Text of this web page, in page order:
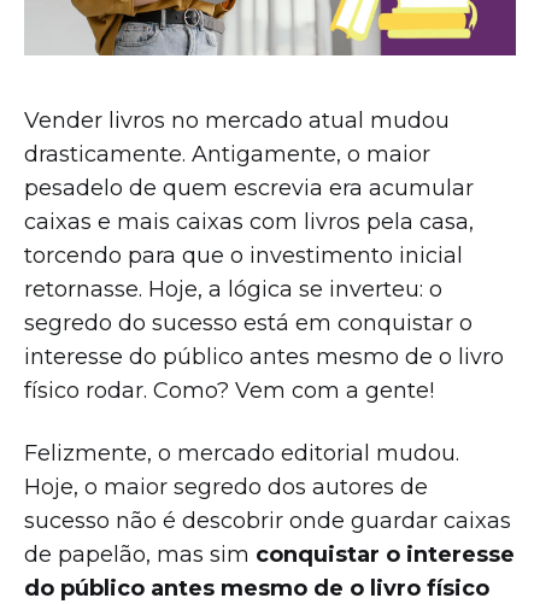
Vender livros no mercado atual mudou
drasticamente. Antigamente, o maior
pesadelo de quem escrevia era acumular
caixas e mais caixas com livros pela casa,
torcendo para que o investimento inicial
retornasse. Hoje, a lógica se inverteu: o
segredo do sucesso está em conquistar o
interesse do público antes mesmo de o livro
físico rodar. Como? Vem com a gente!
Felizmente, o mercado editorial mudou.
Hoje, o maior segredo dos autores de
sucesso não é descobrir onde guardar caixas
de papelão, mas sim conquistar o interesse
do público antes mesmo de o livro físico